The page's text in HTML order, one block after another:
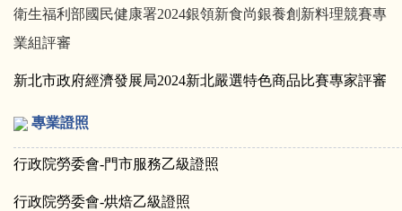
衛生福利部國民健康署2024銀領新食尚銀養創新料理競賽專
業組評審
新北市政府經濟發展局2024新北嚴選特色商品比賽專家評審
專業證照
行政院勞委會-門市服務乙級證照
行政院勞委會-烘焙乙級證照